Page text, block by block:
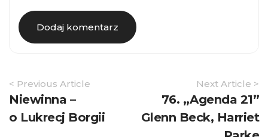
Article
Navigation
< Previous Article
Niewinna –
o Lukrecj Borgii
Next Article >
76. „Agenda 21”
Glenn Beck, Harriet